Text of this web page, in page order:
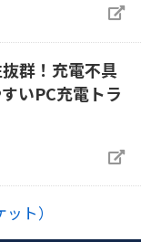
群！充電不具
いPC充電トラ
ト）